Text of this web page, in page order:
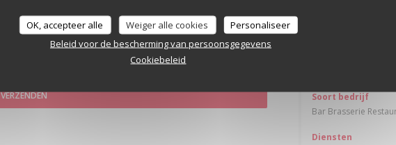
OK, accepteer alle Weiger alle cookies
Personaliseer
Beleid voor de bescherming van persoonsgegevens
Cookiebeleid
voor telefonische marketing via het Bel-me-niet Register:
Soort bedrijf
Bar Brasserie
Diensten